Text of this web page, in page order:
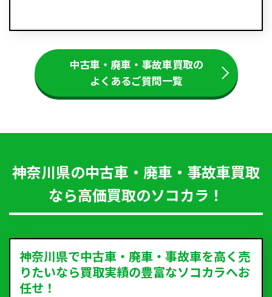
中古車・廃車・事故車買取の
よくあるご質問一覧
神奈川県の中古車・廃車・事故車買取
なら高価買取のソコカラ！
神奈川県で中古車・廃車・事故車を高く売
りたいなら買取実績の豊富なソコカラへお
任せ！